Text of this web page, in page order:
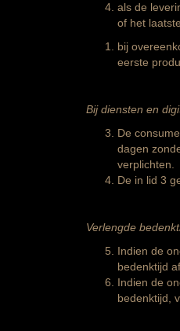
als de
of het
bij
eerste
Bij diensten en
De
dagen
verplichten.
De in lid 3
Verlengde
Indien de
bedenktijd
Indien de
bedenktijd,